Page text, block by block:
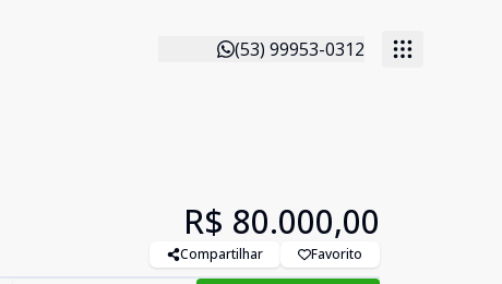
(53) 99953-0312
R$ 80.000,00
Compartilhar Favorito